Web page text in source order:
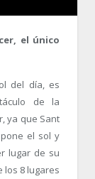
el único
del día, es
de la
ya que Sant
el sol y
lugar de su
los 8 lugares